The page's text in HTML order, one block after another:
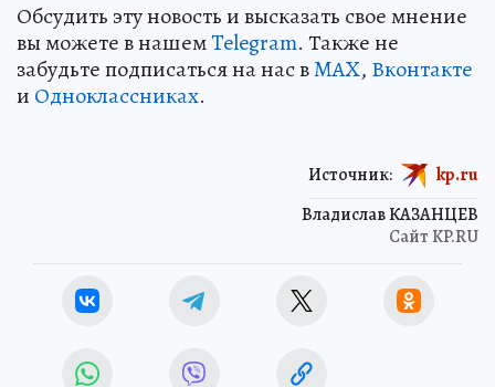
Обсудить эту новость и высказать свое мнение
вы можете в нашемTelegram. Также не
забудьте подписаться на нас вMAX, Вконтакте
и Одноклассниках.
Владислав КАЗАНЦЕВ
Сайт KP.RU
Источник: kp.ru